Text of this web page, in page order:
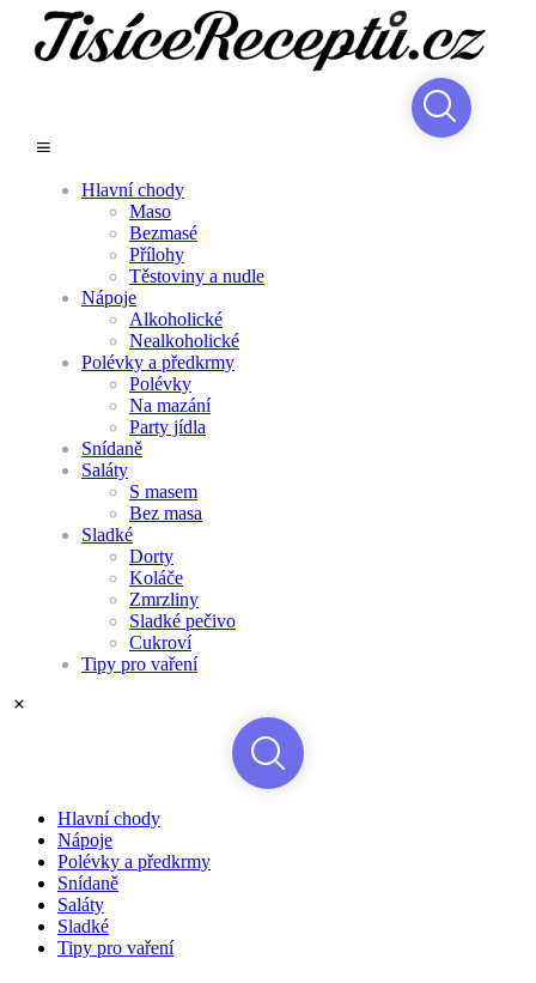
Hlavní chody
Maso
Bezmasé
Přílohy
Těstoviny a nudle
Nápoje
Alkoholické
Nealkoholické
Polévky a předkrmy
Polévky
Na mazání
Party jídla
Snídaně
Saláty
S masem
Bez masa
Sladké
Dorty
Koláče
Zmrzliny
Sladké pečivo
Cukroví
Tipy pro vaření
Hlavní chody
Nápoje
Polévky a předkrmy
Snídaně
Saláty
Sladké
Tipy pro vaření